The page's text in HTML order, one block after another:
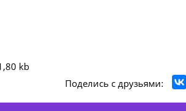
kb
Поделись с друзьями: